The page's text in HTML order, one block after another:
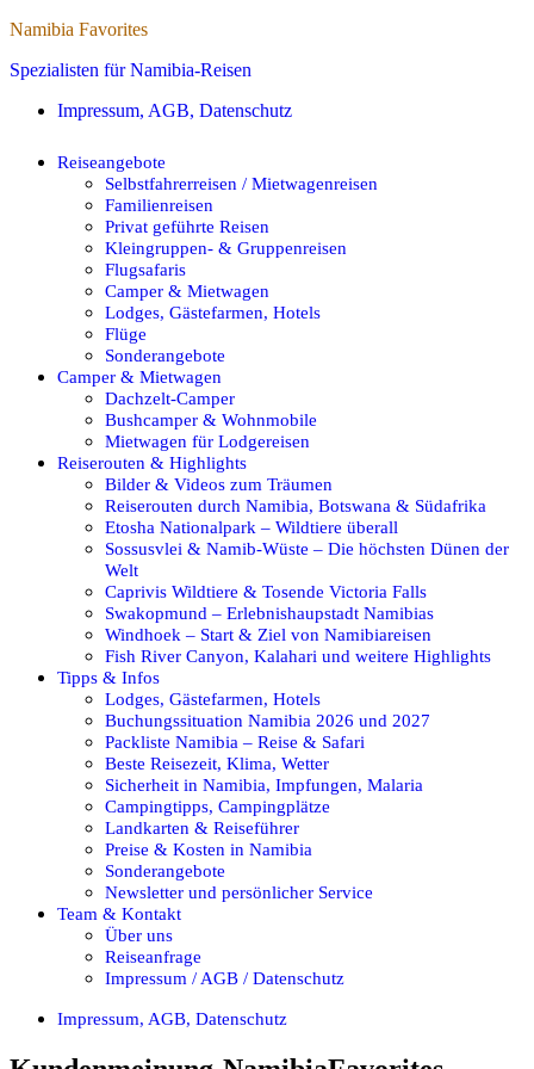
Namibia Favorites
Spezialisten für Namibia-Reisen
Impressum, AGB, Datenschutz
Reiseangebote
Selbstfahrerreisen / Mietwagenreisen
Familienreisen
Privat geführte Reisen
Kleingruppen- & Gruppenreisen
Flugsafaris
Camper & Mietwagen
Lodges, Gästefarmen, Hotels
Flüge
Sonderangebote
Camper & Mietwagen
Dachzelt-Camper
Bushcamper & Wohnmobile
Mietwagen für Lodgereisen
Reiserouten & Highlights
Bilder & Videos zum Träumen
Reiserouten durch Namibia, Botswana & Südafrika
Etosha Nationalpark – Wildtiere überall
Sossusvlei & Namib-Wüste – Die höchsten Dünen der
Welt
Caprivis Wildtiere & Tosende Victoria Falls
Swakopmund – Erlebnishaupstadt Namibias
Windhoek – Start & Ziel von Namibiareisen
Fish River Canyon, Kalahari und weitere Highlights
Tipps & Infos
Lodges, Gästefarmen, Hotels
Buchungssituation Namibia 2026 und 2027
Packliste Namibia – Reise & Safari
Beste Reisezeit, Klima, Wetter
Sicherheit in Namibia, Impfungen, Malaria
Campingtipps, Campingplätze
Landkarten & Reiseführer
Preise & Kosten in Namibia
Sonderangebote
Newsletter und persönlicher Service
Team & Kontakt
Über uns
Reiseanfrage
Impressum / AGB / Datenschutz
Impressum, AGB, Datenschutz